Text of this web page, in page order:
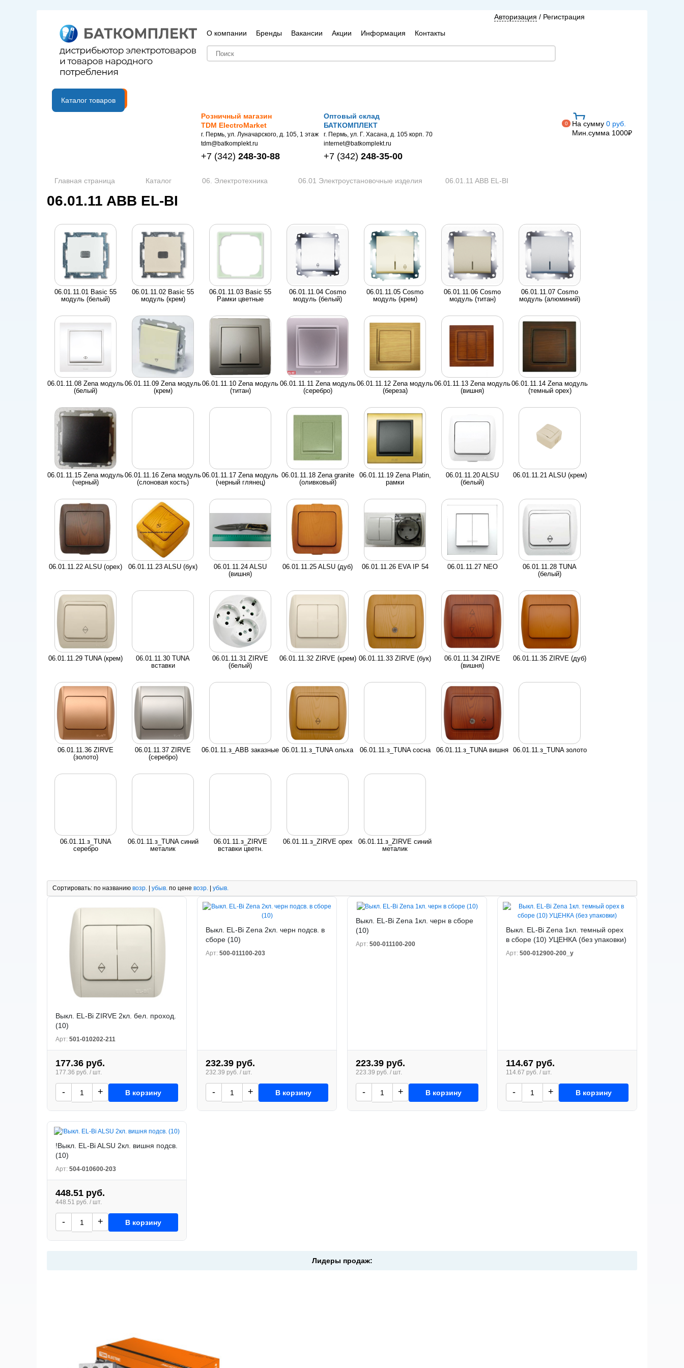
О компании Бренды Вакансии Акции Информация Контакты
Авторизация / Регистрация
B2B портал
Каталог товаров
Розничный магазин
TDM ElectroMarket
г. Пермь, ул. Луначарского, д. 105, 1 этаж
tdm@batkomplekt.ru
+7 (342) 248-30-88
Оптовый склад
БАТКОМПЛЕКТ
г. Пермь, ул. Г. Хасана, д. 105 корп. 70
internet@batkomplekt.ru
+7 (342) 248-35-00
0 На сумму 0 руб.
Мин.сумма 1000₽
Главная страница Каталог 06. Электротехника 06.01 Электроустановочные изделия 06.01.11 ABB EL-BI
06.01.11 ABB EL-BI
06.01.11.01 Basic 55
модуль (белый)
06.01.11.02 Basic 55
модуль (крем)
06.01.11.03 Basic 55
Рамки цветные
06.01.11.04 Cosmo
модуль (белый)
06.01.11.05 Cosmo
модуль (крем)
06.01.11.06 Cosmo
модуль (титан)
06.01.11.07 Cosmo
модуль (алюминий)
06.01.11.08 Zena модуль
(белый)
06.01.11.09 Zena модуль
(крем)
06.01.11.10 Zena модуль
(титан)
06.01.11.11 Zena модуль
(серебро)
06.01.11.12 Zena модуль
(береза)
06.01.11.13 Zena модуль
(вишня)
06.01.11.14 Zena модуль
(темный орех)
06.01.11.15 Zena модуль
(черный)
06.01.11.16 Zena модуль
(слоновая кость)
06.01.11.17 Zena модуль
(черный глянец)
06.01.11.18 Zena granite
(оливковый)
06.01.11.19 Zena Platin,
рамки
06.01.11.20 ALSU
(белый)
06.01.11.21 ALSU (крем)
06.01.11.22 ALSU (орех) 06.01.11.23 ALSU (бук)
06.01.11.24 ALSU
(вишня)
06.01.11.25 ALSU (дуб) 06.01.11.26 EVA IP 54 06.01.11.27 NEO
06.01.11.28 TUNA
(белый)
06.01.11.29 TUNA (крем)
06.01.11.30 TUNA
вставки
06.01.11.31 ZIRVE
(белый)
06.01.11.32 ZIRVE (крем) 06.01.11.33 ZIRVE (бук)
06.01.11.34 ZIRVE
(вишня)
06.01.11.35 ZIRVE (дуб)
06.01.11.36 ZIRVE
(золото)
06.01.11.37 ZIRVE
(серебро)
06.01.11.з_ABB заказные 06.01.11.з_TUNA ольха 06.01.11.з_TUNA сосна 06.01.11.з_TUNA вишня 06.01.11.з_TUNA золото
06.01.11.з_TUNA
серебро
06.01.11.з_TUNA синий
металик
06.01.11.з_ZIRVE
вставки цветн.
06.01.11.з_ZIRVE орех
06.01.11.з_ZIRVE синий
металик
Сортировать: по названию возр. | убыв. по цене возр. | убыв.
Выкл. EL-Bi ZIRVE 2кл. бел. проход.
(10)
Арт: 501-010202-211
177.36 руб.
177.36 руб. / шт.
- + В корзину
Выкл. EL-Bi Zena 2кл. черн подсв. в
сборе (10)
Арт: 500-011100-203
232.39 руб.
232.39 руб. / шт.
- + В корзину
Выкл. EL-Bi Zena 1кл. черн в сборе
(10)
Арт: 500-011100-200
223.39 руб.
223.39 руб. / шт.
- + В корзину
Выкл. EL-Bi Zena 1кл. темный орех
в сборе (10) УЦЕНКА (без упаковки)
Арт: 500-012900-200_у
114.67 руб.
114.67 руб. / шт.
- + В корзину
!Выкл. EL-Bi ALSU 2кл. вишня подсв.
(10)
Арт: 504-010600-203
448.51 руб.
448.51 руб. / шт.
- + В корзину
Лидеры продаж: